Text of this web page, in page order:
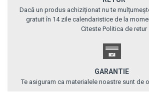
Dacă un produs achiziționat nu te
gratuit în 14 zile calendaristice de la
Citeste Politica de retur
GARANTIE
Te asiguram ca materialele noastre sunt de